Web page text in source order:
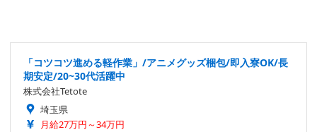
「コツコツ進める軽作業」/アニメグッズ梱包/即入寮OK/長
期安定/20~30代活躍中
株式会社Tetote
埼玉県
月給27万円～34万円